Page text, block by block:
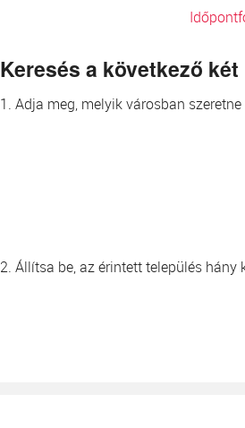
Keresés a következő
1. Adja meg, melyik városban
2. Állítsa be, az érintett település hány